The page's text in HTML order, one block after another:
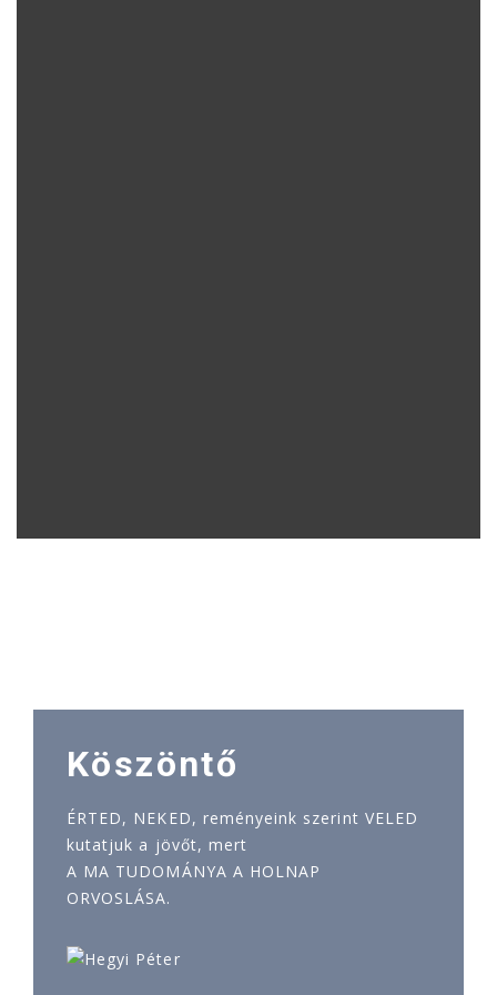
Köszöntő
ÉRTED, NEKED, reményeink szerint VELED
kutatjuk a jövőt, mert
A MA TUDOMÁNYA A HOLNAP
ORVOSLÁSA.